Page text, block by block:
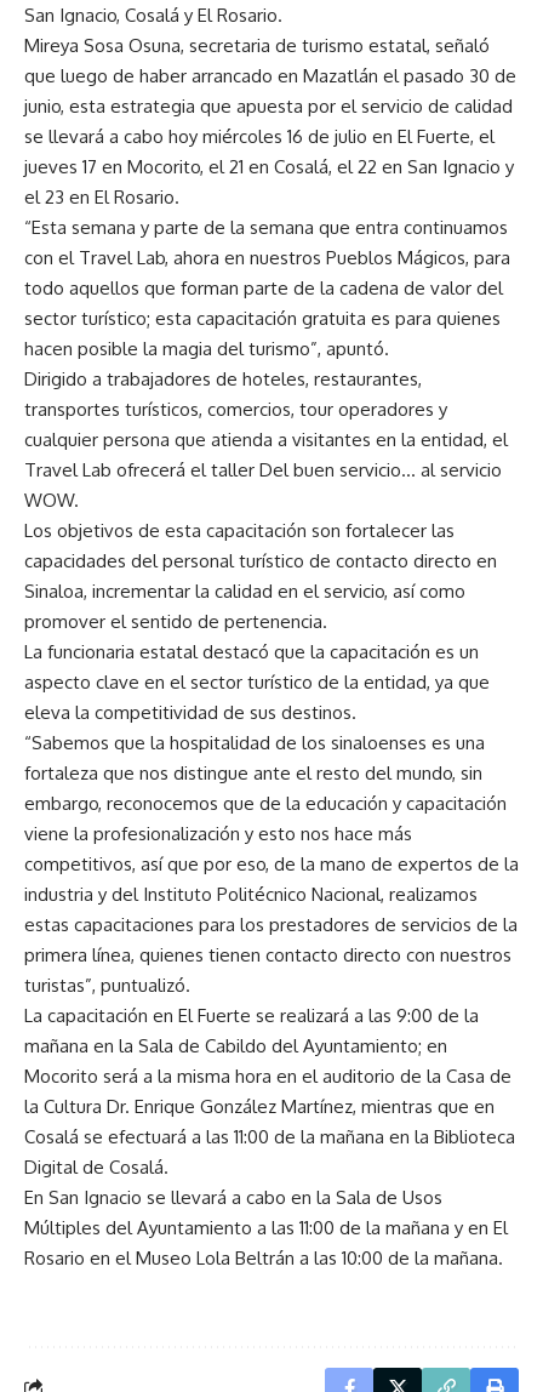
San Ignacio, Cosalá y El Rosario.
Mireya Sosa Osuna, secretaria de turismo estatal, señaló
que luego de haber arrancado en Mazatlán el pasado 30 de
junio, esta estrategia que apuesta por el servicio de calidad
se llevará a cabo hoy miércoles 16 de julio en El Fuerte, el
jueves 17 en Mocorito, el 21 en Cosalá, el 22 en San Ignacio y
el 23 en El Rosario.
“Esta semana y parte de la semana que entra continuamos
con el Travel Lab, ahora en nuestros Pueblos Mágicos, para
todo aquellos que forman parte de la cadena de valor del
sector turístico; esta capacitación gratuita es para quienes
hacen posible la magia del turismo”, apuntó.
Dirigido a trabajadores de hoteles, restaurantes,
transportes turísticos, comercios, tour operadores y
cualquier persona que atienda a visitantes en la entidad, el
Travel Lab ofrecerá el taller Del buen servicio… al servicio
WOW.
Los objetivos de esta capacitación son fortalecer las
capacidades del personal turístico de contacto directo en
Sinaloa, incrementar la calidad en el servicio, así como
promover el sentido de pertenencia.
La funcionaria estatal destacó que la capacitación es un
aspecto clave en el sector turístico de la entidad, ya que
eleva la competitividad de sus destinos.
“Sabemos que la hospitalidad de los sinaloenses es una
fortaleza que nos distingue ante el resto del mundo, sin
embargo, reconocemos que de la educación y capacitación
viene la profesionalización y esto nos hace más
competitivos, así que por eso, de la mano de expertos de la
industria y del Instituto Politécnico Nacional, realizamos
estas capacitaciones para los prestadores de servicios de la
primera línea, quienes tienen contacto directo con nuestros
turistas”, puntualizó.
La capacitación en El Fuerte se realizará a las 9:00 de la
mañana en la Sala de Cabildo del Ayuntamiento; en
Mocorito será a la misma hora en el auditorio de la Casa de
la Cultura Dr. Enrique González Martínez, mientras que en
Cosalá se efectuará a las 11:00 de la mañana en la Biblioteca
Digital de Cosalá.
En San Ignacio se llevará a cabo en la Sala de Usos
Múltiples del Ayuntamiento a las 11:00 de la mañana y en El
Rosario en el Museo Lola Beltrán a las 10:00 de la mañana.